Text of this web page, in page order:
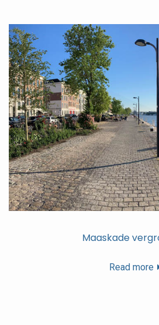
Maaskade
Read more